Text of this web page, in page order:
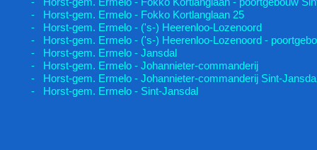
- Horst-gem. Ermelo - Fokko Kortlanglaan 25
- Horst-gem. Ermelo - ('s-) Heerenloo-Lozenoord
- Horst-gem. Ermelo - ('s-) Heerenloo-Lozenoord -
- Horst-gem. Ermelo - Jansdal
- Horst-gem. Ermelo - Johannieter-commanderij
- Horst-gem. Ermelo - Johannieter-commanderij Sint-
- Horst-gem. Ermelo - Sint-Jansdal